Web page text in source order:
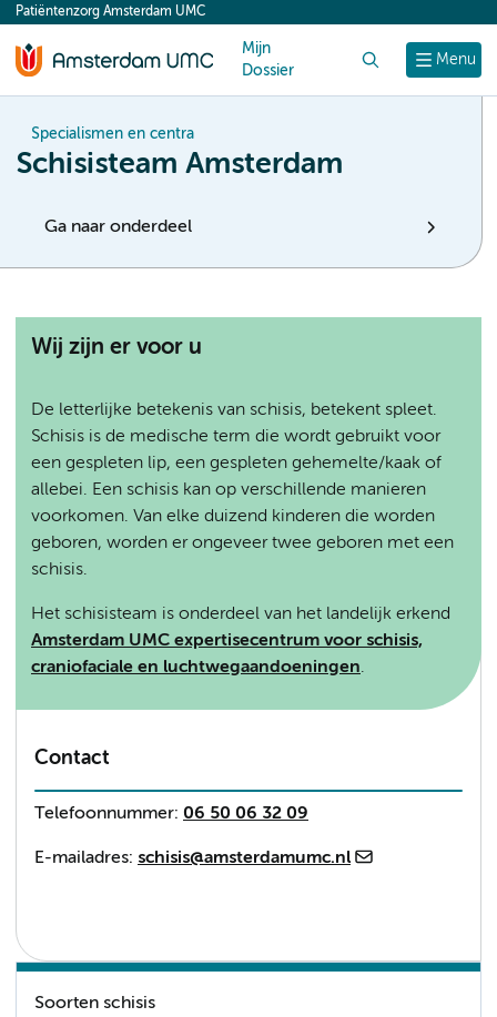
content
Menu
Patiëntenzorg Amsterdam UMC
Mijn
Dossier
Specialismen en centra
Schisisteam Amsterdam
Ga naar onderdeel
Wij zijn er voor u
De letterlijke betekenis van schisis, betekent spleet.
Schisis is de medische term die wordt gebruikt voor
een gespleten lip, een gespleten gehemelte/kaak of
allebei. Een schisis kan op verschillende manieren
voorkomen. Van elke duizend kinderen die worden
geboren, worden er ongeveer twee geboren met een
schisis.
Het schisisteam is onderdeel van het landelijk erkend
Amsterdam UMC expertisecentrum voor schisis,
craniofaciale en luchtwegaandoeningen.
Contact
Telefoonnummer: 06 50 06 32 09
E-mailadres: schisis@amsterdamumc.nl
Soorten schisis